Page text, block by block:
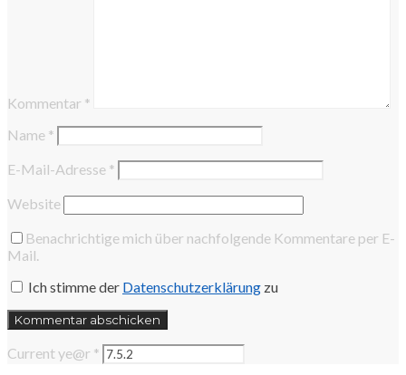
Kommentar *
Name *
E-Mail-Adresse *
Website
Benachrichtige mich über nachfolgende Kommentare per E-
Mail.
Ich stimme der Datenschutzerklärung zu
Current ye@r *